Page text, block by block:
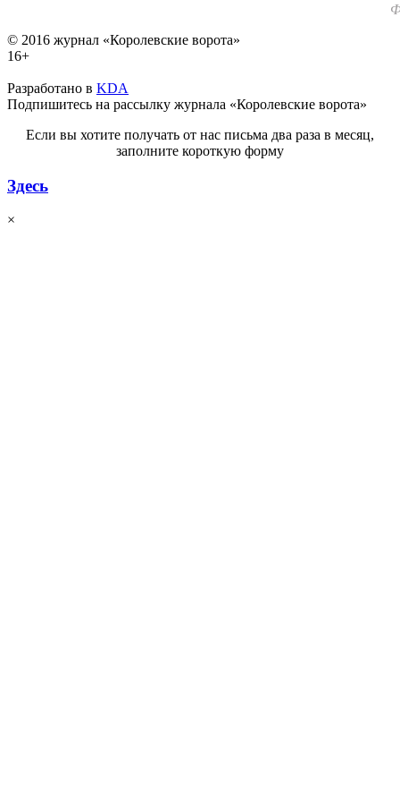
© 2016 журнал «Королевские ворота»
16+
Разработано в KDA
Подпишитесь на рассылку журнала «Королевские ворота»
Если вы хотите получать от нас письма два раза в месяц,
заполните короткую форму
Здесь
×